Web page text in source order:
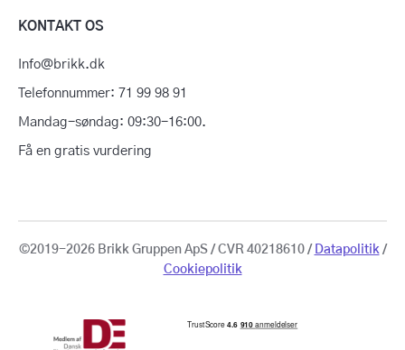
KONTAKT OS
Info@brikk.dk
Telefonnummer: 71 99 98 91
Mandag-søndag: 09:30-16:00.
Få en gratis vurdering
©2019-2026 Brikk Gruppen ApS / CVR 40218610 / Datapolitik /
Cookiepolitik